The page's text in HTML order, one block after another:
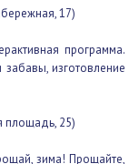
программа.
игры и забавы,